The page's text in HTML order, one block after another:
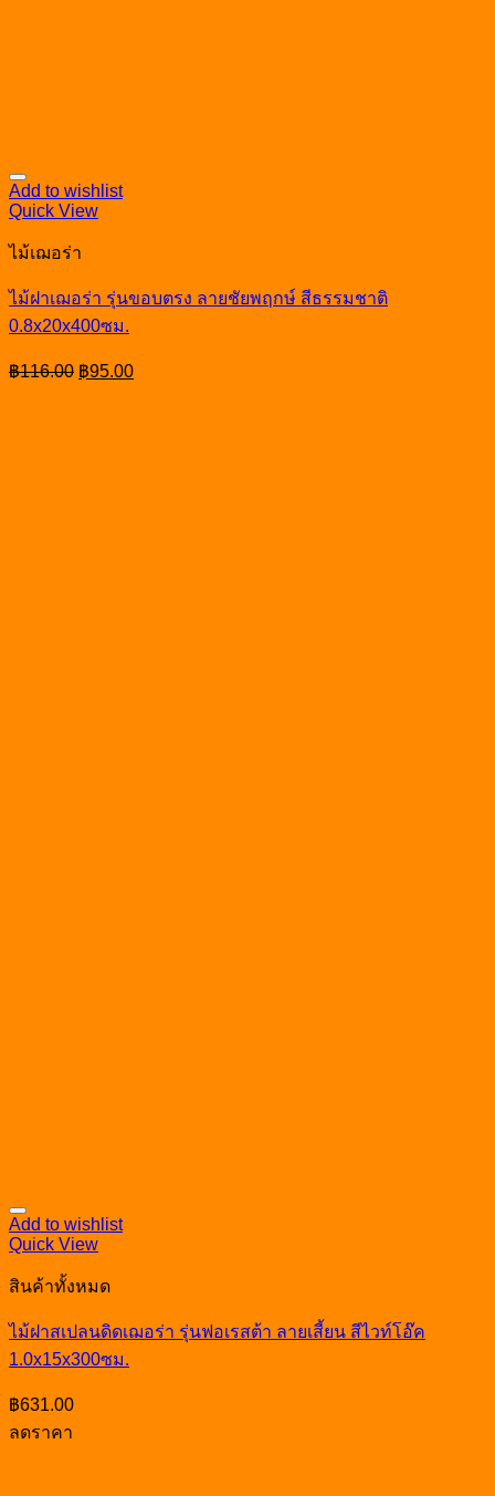
Add to wishlist
Quick View
ไม้เฌอร่า
ไม้ฝาเฌอร่า รุ่นขอบตรง ลายชัยพฤกษ์ สีธรรมชาติ
0.8x20x400ซม.
฿116.00 Original
price
฿95.00Current
price
Add to wishlist
Quick View
สินค้าทั้งหมด
ไม้ฝาสเปลนดิดเฌอร่า รุ่นฟอเรสต้า ลายเสี้ยน สีไวท์โอ๊ค
1.0x15x300ซม.
฿631.00
ลดราคา